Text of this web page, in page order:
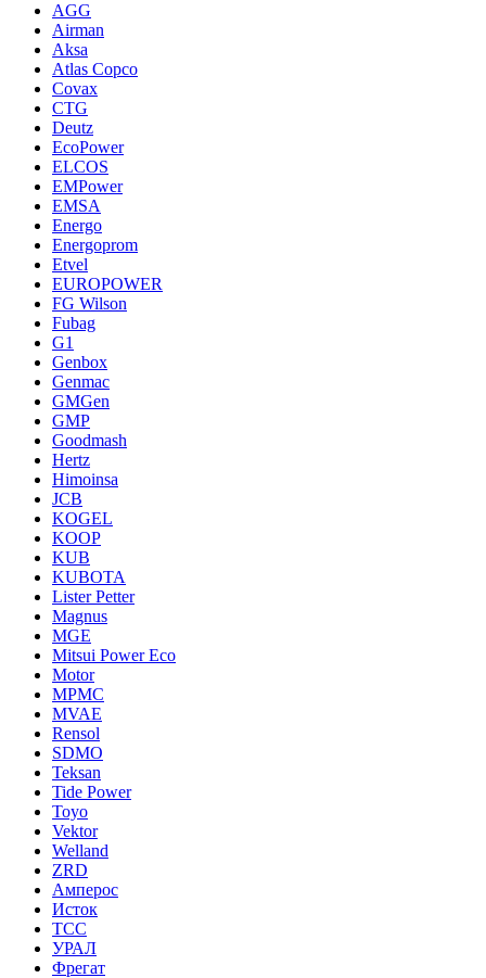
AGG
Airman
Aksa
Atlas Copco
Covax
CTG
Deutz
EcoPower
ELCOS
EMPower
EMSA
Energo
Energoprom
Etvel
EUROPOWER
FG Wilson
Fubag
G1
Genbox
Genmac
GMGen
GMP
Goodmash
Hertz
Himoinsa
JCB
KOGEL
KOOP
KUB
KUBOTA
Lister Petter
Magnus
MGE
Mitsui Power Eco
Motor
MPMC
MVAE
Rensol
SDMO
Teksan
Tide Power
Toyo
Vektor
Welland
ZRD
Амперос
Исток
ТСС
УРАЛ
Фрегат